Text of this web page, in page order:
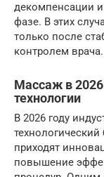
декомпенсации и
фазе. В этих
только после
контролем врача.
Массаж в
технологии
В 2026 году
приходят
повышение